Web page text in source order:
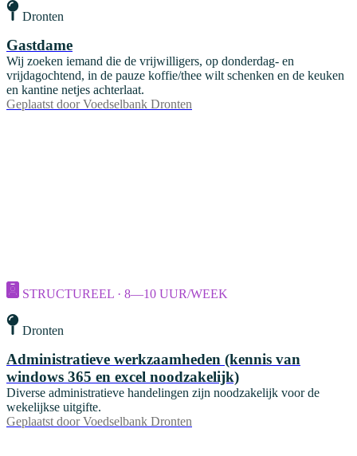
Dronten
Gastdame
Wij zoeken iemand die de vrijwilligers, op donderdag- en
vrijdagochtend, in de pauze koffie/thee wilt schenken en de keuken
en kantine netjes achterlaat.
Geplaatst door Voedselbank Dronten
STRUCTUREEL · 8—10 UUR/WEEK
Dronten
Administratieve werkzaamheden (kennis van
windows 365 en excel noodzakelijk)
Diverse administratieve handelingen zijn noodzakelijk voor de
wekelijkse uitgifte.
Geplaatst door Voedselbank Dronten